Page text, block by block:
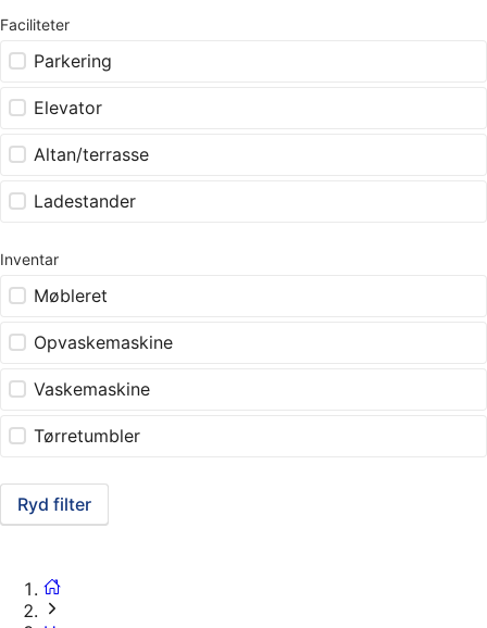
Faciliteter
Parkering
Elevator
Altan/terrasse
Ladestander
Inventar
Møbleret
Opvaskemaskine
Vaskemaskine
Tørretumbler
Ryd filter